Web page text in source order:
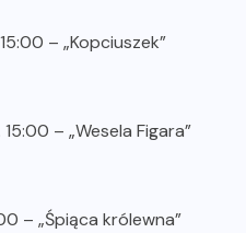
– „Kopciuszek”
– „Wesela Figara”
– „Śpiąca królewna”